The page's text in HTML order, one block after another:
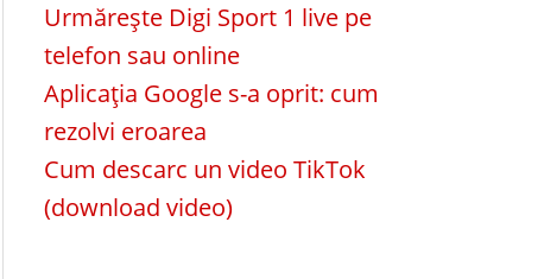
Urmărește Digi Sport 1 live pe
telefon sau online
Aplicația Google s-a oprit: cum
rezolvi eroarea
Cum descarc un video TikTok
(download video)